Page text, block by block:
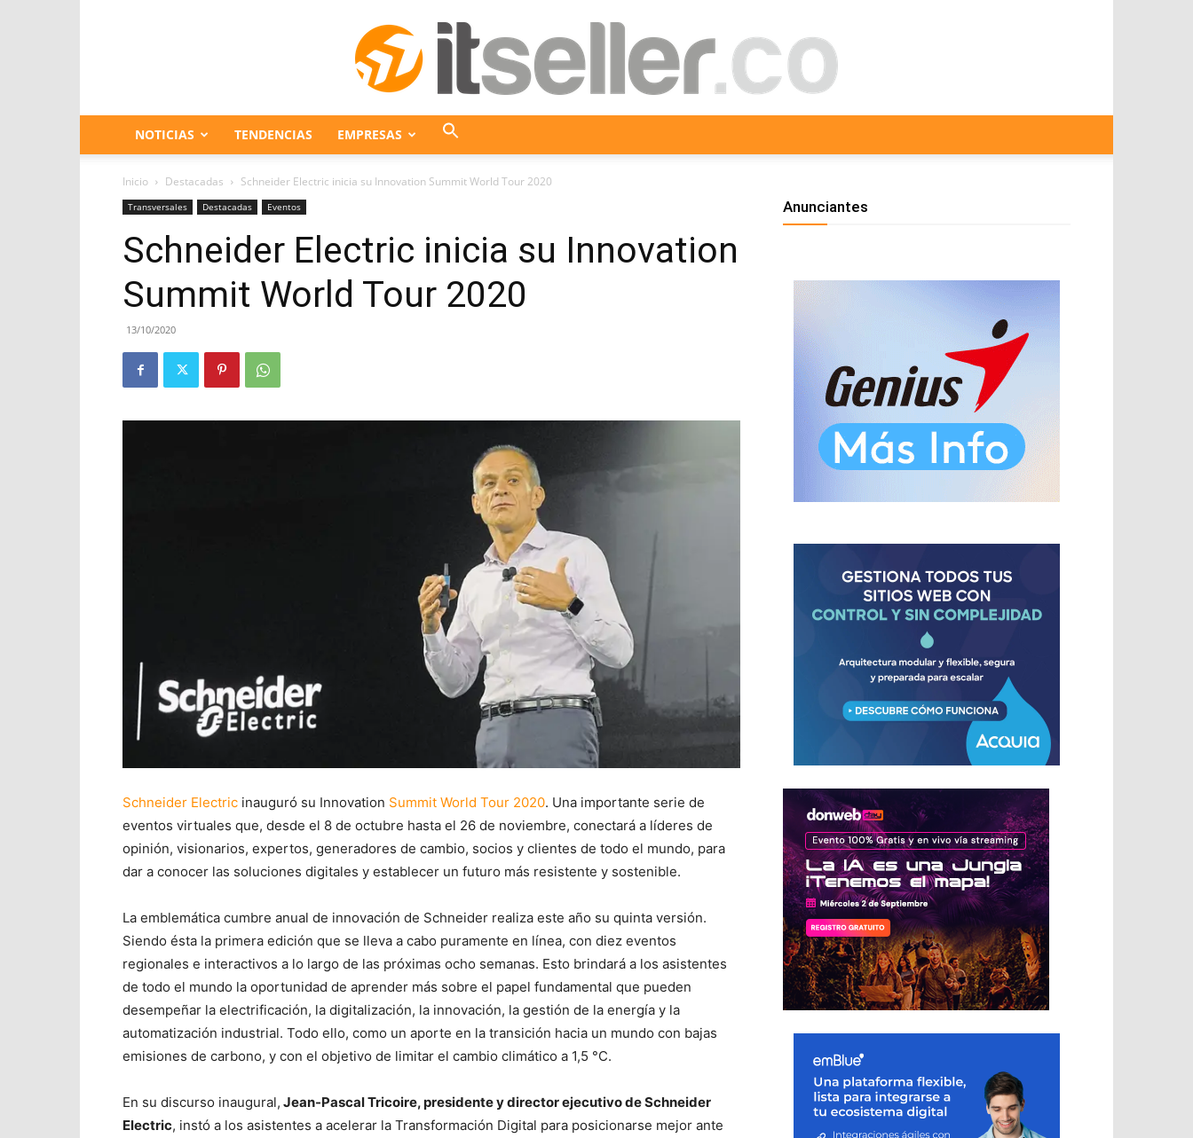
ITseller
Colombia
NOTICIAS TENDENCIAS EMPRESAS
Inicio Destacadas Schneider Electric inicia su Innovation Summit World Tour 2020
Transversales Destacadas Eventos
Schneider Electric inicia su Innovation
Summit World Tour 2020
13/10/2020
Schneider Electric inauguró su Innovation Summit World Tour 2020. Una importante serie de
eventos virtuales que, desde el 8 de octubre hasta el 26 de noviembre, conectará a líderes de
opinión, visionarios, expertos, generadores de cambio, socios y clientes de todo el mundo, para
dar a conocer las soluciones digitales y establecer un futuro más resistente y sostenible.
La emblemática cumbre anual de innovación de Schneider realiza este año su quinta versión.
Siendo ésta la primera edición que se lleva a cabo puramente en línea, con diez eventos
regionales e interactivos a lo largo de las próximas ocho semanas. Esto brindará a los asistentes
de todo el mundo la oportunidad de aprender más sobre el papel fundamental que pueden
desempeñar la electrificación, la digitalización, la innovación, la gestión de la energía y la
automatización industrial. Todo ello, como un aporte en la transición hacia un mundo con bajas
emisiones de carbono, y con el objetivo de limitar el cambio climático a 1,5 °C.
En su discurso inaugural, Jean-Pascal Tricoire, presidente y director ejecutivo de Schneider
Electric, instó a los asistentes a acelerar la Transformación Digital para posicionarse mejor ante
Anunciantes